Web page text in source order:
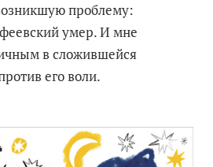
проблему:
умер. И мне
в сложившейся
его воли.